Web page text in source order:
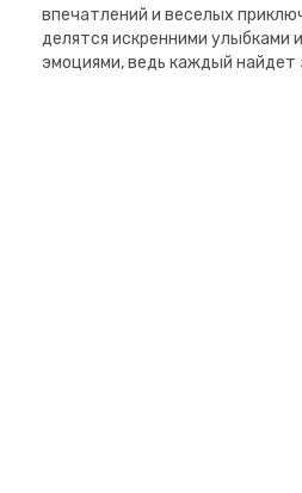
впечатлений и веселых
делятся искренними улыбками
эмоциями, ведь каждый